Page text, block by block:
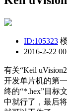
ID:105323
2016-2-22
有关“Keil
开发单片机的第
终的“*.hex”目标
中就行了，最后